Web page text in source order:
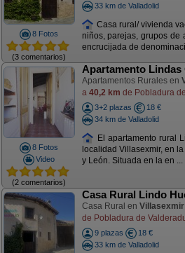
8 Fotos
(3 comentarios)
33 km de Valladolid
Casa rural/ vivienda
niños, parejas, grupos de
encrucijada de
8 Fotos
Video
(2 comentarios)
Apartamento Lindas
Apartamentos Rurales en
a 40,2 km de Pobladura
3+2 plazas
18 €
34 km de Valladolid
El apartamento rural
localidad Villasexmir, en
y León. Situada en la en ...
Casa Rural Lindo
Casa Rural en Villasexmir
de Pobladura de
9 plazas
18 €
33 km de Valladolid